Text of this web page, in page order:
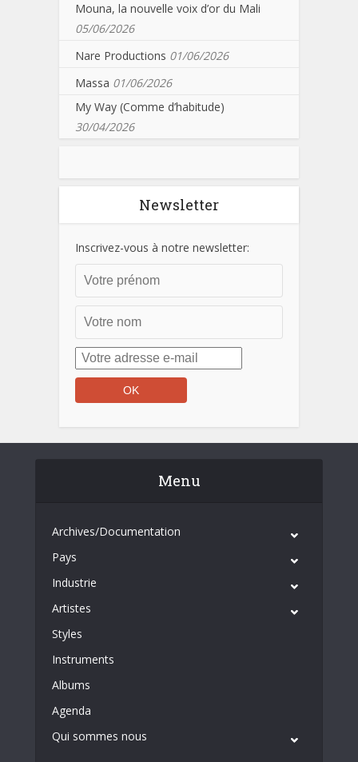
Mouna, la nouvelle voix d’or du Mali
05/06/2026
Nare Productions 01/06/2026
Massa 01/06/2026
My Way (Comme d’habitude)
30/04/2026
Newsletter
Inscrivez-vous à notre newsletter:
Menu
Archives/Documentation
Pays
Industrie
Artistes
Styles
Instruments
Albums
Agenda
Qui sommes nous